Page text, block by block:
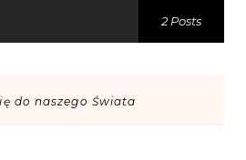
2 Posts
do naszego Świata